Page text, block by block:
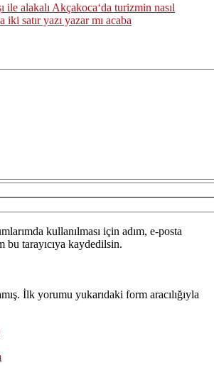
ile alakalı Akçakoca‘da turizmin nasıl
iki satır yazı yazar mı acaba
kullanılması için adım, e-posta
bu tarayıcıya kaydedilsin.
İlk yorumu yukarıdaki form aracılığıyla